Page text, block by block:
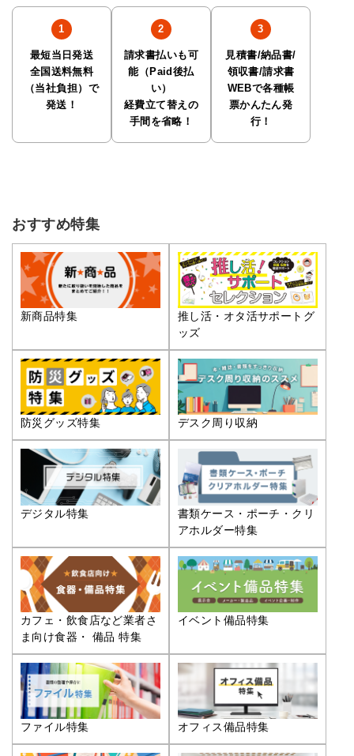
最短当日発送
全国送料無料
（当社負担）で
発送！
請求書払いも可
能（Paid後払
い）
経費立て替えの
手間を省略！
見積書/納品書/
領収書/請求書
WEBで各種帳
票かんたん発
行！
おすすめ特集
新商品特集
推し活・オタ活サポートグ
ッズ
防災グッズ特集 デスク周り収納
デジタル特集
書類ケース・ポーチ・クリ
アホルダー特集
カフェ・飲食店など業者さ
ま向け食器・ 備品 特集
イベント備品特集
ファイル特集 オフィス備品特集